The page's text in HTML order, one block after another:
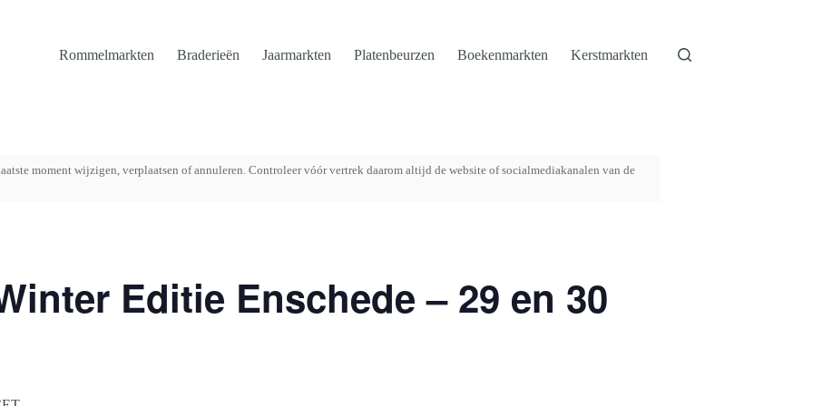
Rommelmarkten Braderieën Jaarmarkten Platenbeurzen Boekenmarkten Kerstmarkten
moment wijzigen, verplaatsen of annuleren. Controleer vóór vertrek daarom altijd de website of socialmediakanalen van de
Editie Enschede – 29 en 30